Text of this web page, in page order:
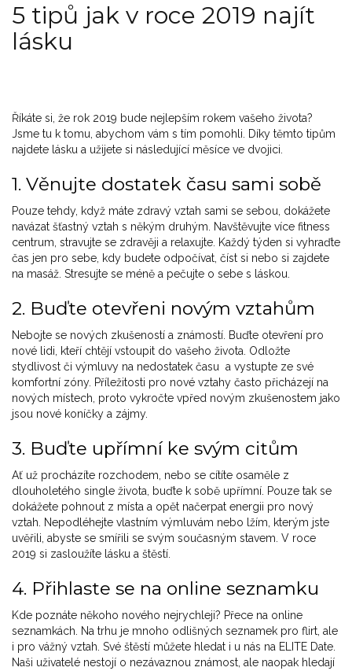
5 tipů jak v roce 2019 najít
lásku
Říkáte si, že rok 2019 bude nejlepším rokem vašeho života?
Jsme tu k tomu, abychom vám s tím pomohli. Díky těmto tipům
najdete lásku a užijete si následující měsíce ve dvojici.
1. Věnujte dostatek času sami sobě
Pouze tehdy, když máte zdravý vztah sami se sebou, dokážete
navázat šťastný vztah s někým druhým. Navštěvujte více fitness
centrum, stravujte se zdravěji a relaxujte. Každý týden si vyhraďte
čas jen pro sebe, kdy budete odpočívat, číst si nebo si zajdete
na masáž. Stresujte se méně a pečujte o sebe s láskou.
2. Buďte otevřeni novým vztahům
Nebojte se nových zkušeností a známostí. Buďte otevření pro
nové lidi, kteří chtějí vstoupit do vašeho života. Odložte
stydlivost či výmluvy na nedostatek času a vystupte ze své
komfortní zóny. Příležitosti pro nové vztahy často přicházejí na
nových místech, proto vykročte vpřed novým zkušenostem jako
jsou nové koníčky a zájmy.
3. Buďte upřímní ke svým citům
Ať už procházíte rozchodem, nebo se cítíte osaměle z
dlouholetého single života, buďte k sobě upřímní. Pouze tak se
dokážete pohnout z místa a opět načerpat energii pro nový
vztah. Nepodléhejte vlastním výmluvám nebo lžím, kterým jste
uvěřili, abyste se smířili se svým současným stavem. V roce
2019 si zasloužíte lásku a štěstí.
4. Přihlaste se na online seznamku
Kde poznáte někoho nového nejrychleji? Přece na online
seznamkách. Na trhu je mnoho odlišných seznamek pro flirt, ale
i pro vážný vztah. Své štěstí můžete hledat i u nás na ELITE Date.
Naši uživatelé nestojí o nezávaznou známost, ale naopak hledají